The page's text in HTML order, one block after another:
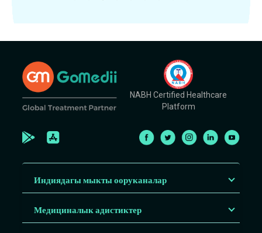
NABH Certified Healthcare
Platform
Индиядагы мыкты ооруканалар
Медициналык адистиктер